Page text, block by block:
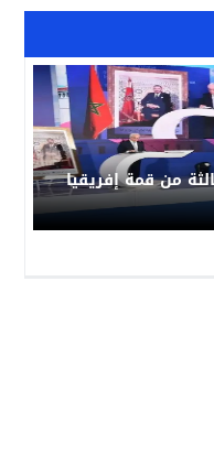
من قمة إفريقيا